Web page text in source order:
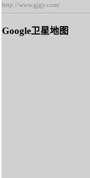
http://www.gjgy.com/
Google卫星地图